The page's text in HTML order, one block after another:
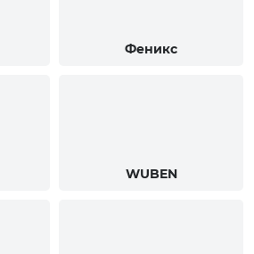
Феникс
WUBEN